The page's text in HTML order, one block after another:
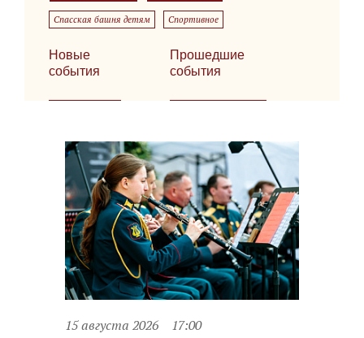
Спасская башня детям Спортивное
Новые
события
Прошедшие
события
15 августа 2026 17:00